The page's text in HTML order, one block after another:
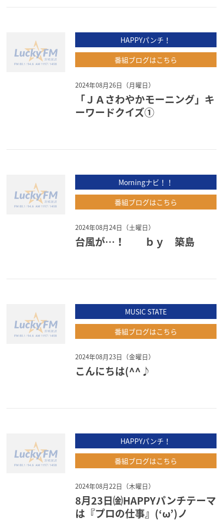
HAPPYパンチ！
番組ブログはこちら
2024年08月26日（月曜日）
「ＪＡさわやかモーニング」キ
ーワードクイズ①
Morningナビ！！
番組ブログはこちら
2024年08月24日（土曜日）
台風が…！ ｂｙ 築島
MUSIC STATE
番組ブログはこちら
2024年08月23日（金曜日）
こんにちは(^^♪
HAPPYパンチ！
番組ブログはこちら
2024年08月22日（木曜日）
8月23日㈮HAPPYパンチテーマ
は『プロの仕事』(‘ω’)ノ